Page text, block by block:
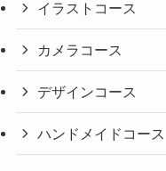
イラストコース
カメラコース
デザインコース
ハンドメイドコース